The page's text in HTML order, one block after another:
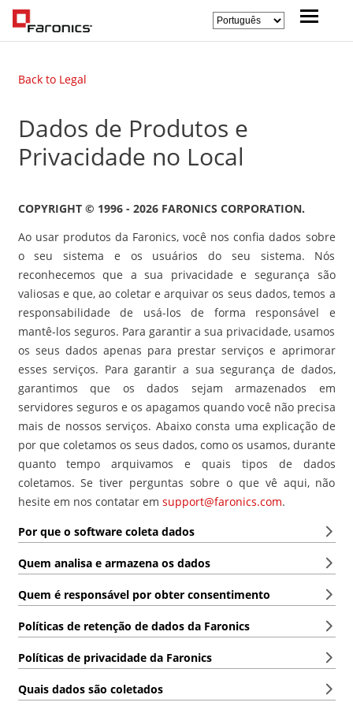
Back to Legal
Dados de Produtos e
Privacidade no Local
COPYRIGHT © 1996 - 2026 FARONICS CORPORATION.
Ao usar produtos da Faronics, você nos confia dados sobre
o seu sistema e os usuários do seu sistema. Nós
reconhecemos que a sua privacidade e segurança são
valiosas e que, ao coletar e arquivar os seus dados, temos a
responsabilidade de usá-los de forma responsável e
mantê-los seguros. Para garantir a sua privacidade, usamos
os seus dados apenas para prestar serviços e aprimorar
esses serviços. Para garantir a sua segurança de dados,
garantimos que os dados sejam armazenados em
servidores seguros e os apagamos quando você não precisa
mais de nossos serviços. Abaixo consta uma explicação de
por que coletamos os seus dados, como os usamos, durante
quanto tempo arquivamos e quais tipos de dados
coletamos. Se tiver perguntas sobre o que vê aqui, não
hesite em nos contatar em support@faronics.com.
Por que o software coleta dados
Quem analisa e armazena os dados
Quem é responsável por obter consentimento
Políticas de retenção de dados da Faronics
Políticas de privacidade da Faronics
Quais dados são coletados